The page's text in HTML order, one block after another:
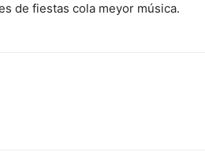
de fiestas cola meyor música.